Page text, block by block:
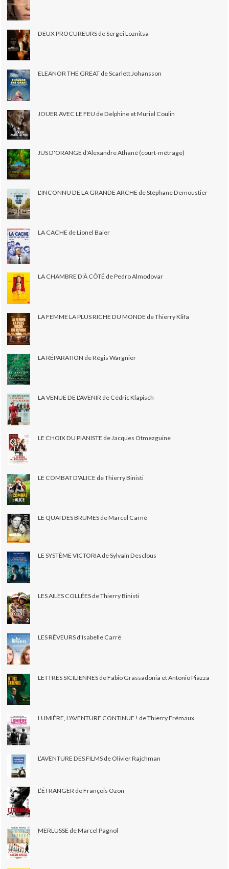
DEUX PROCUREURS de Sergei Loznitsa
ELEANOR THE GREAT de Scarlett Johansson
JOUER AVEC LE FEU de Delphine et Muriel Coulin
JUS D'ORANGE d'Alexandre Athané (court-métrage)
L'INCONNU DE LA GRANDE ARCHE de Stéphane Demoustier
LA CACHE de Lionel Baier
LA CHAMBRE D'À CÔTÉ de Pedro Almodovar
LA FEMME LA PLUS RICHE DU MONDE de Thierry Klifa
LA RÉPARATION de Régis Wargnier
LA VENUE DE L'AVENIR de Cédric Klapisch
LE CHOIX DU PIANISTE de Jacques Otmezguine
LE COMBAT D'ALICE de Thierry Binisti
LE QUAI DES BRUMES de Marcel Carné
LE SYSTÈME VICTORIA de Sylvain Desclous
LES AILES COLLÉES de Thierry Binisti
LES RÊVEURS d'Isabelle Carré
LETTRES SICILIENNES de Fabio Grassadonia et Antonio Piazza
LUMIÈRE, L'AVENTURE CONTINUE ! de Thierry Frémaux
L’AVENTURE DES FILMS de Olivier Rajchman
L’ÉTRANGER de François Ozon
MERLUSSE de Marcel Pagnol